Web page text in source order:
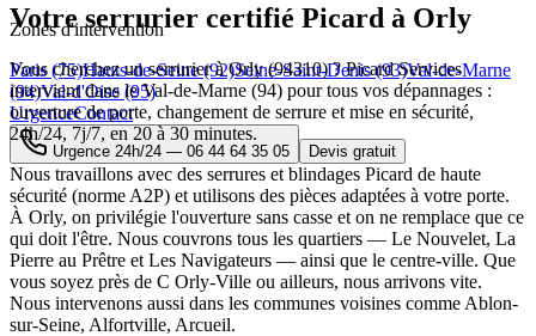
Zones d'intervention
Paris (75)Hauts-de-Seine (92)Seine-Saint-Denis (93)Val-de-Marne
(94)Val-d'Oise (95)
UrgenceContact
Urgence 24h/24 — 06 44 64 35 05 Devis gratuit
Votre serrurier certifié Picard à Orly
Vous cherchez un serrurier à Orly (94310) ? Picard Services
intervient dans le Val-de-Marne (94) pour tous vos dépannages :
ouverture de porte, changement de serrure et mise en sécurité,
24h/24, 7j/7, en 20 à 30 minutes.
Nous travaillons avec des serrures et blindages Picard de haute
sécurité (norme A2P) et utilisons des pièces adaptées à votre porte.
À Orly, on privilégie l'ouverture sans casse et on ne remplace que ce
qui doit l'être. Nous couvrons tous les quartiers — Le Nouvelet, La
Pierre au Prêtre et Les Navigateurs — ainsi que le centre-ville. Que
vous soyez près de C Orly-Ville ou ailleurs, nous arrivons vite.
Nous intervenons aussi dans les communes voisines comme Ablon-
sur-Seine, Alfortville, Arcueil.